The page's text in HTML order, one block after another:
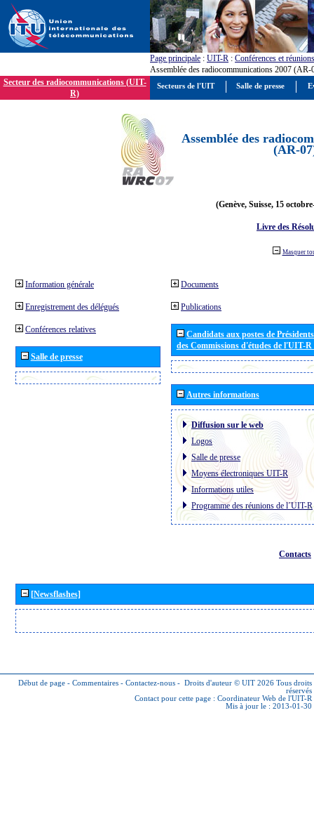
Page principale : UIT-R : Conférences et réunions
Assemblée des radiocommunications 2007 (AR-
Secteur des radiocommunications (UIT-
R)
Assemblée des
(AR-
(Genève, Suisse, 15
Livre des
Masquer
Information générale
Enregistrement des délégués
Conférences relatives
Salle de presse
Documents
Publications
Candidats aux postes de
des Commissions d'études de l'UIT-
Autres informations
Diffusion sur le web
Logos
Salle de presse
Moyens électroniques UIT-R
Informations utiles
Programme des réunions de l´UIT-R
Contacts
[Newsflashes]
Début de page - Commentaires - Contactez-nous - Droits d'auteur © UIT 2026 Tous droits
réservés
Contact pour cette page : Coordinateur Web de l'UIT-R
Mis à jour le : 2013-01-30
Secteurs de l'UIT Salle de presse